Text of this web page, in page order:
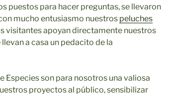
puestos para hacer preguntas, se llevaron
mucho entusiasmo nuestros peluches
visitantes apoyan directamente nuestros
a casa un pedacito de la
Especies son para nosotros una valiosa
proyectos al público, sensibilizar